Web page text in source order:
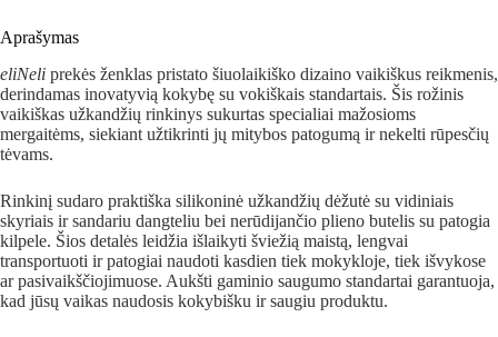
Aprašymas
eliNeli prekės ženklas pristato šiuolaikiško dizaino vaikiškus reikmenis,
derindamas inovatyvią kokybę su vokiškais standartais. Šis rožinis
vaikiškas užkandžių rinkinys sukurtas specialiai mažosioms
mergaitėms, siekiant užtikrinti jų mitybos patogumą ir nekelti rūpesčių
tėvams.
Rinkinį sudaro praktiška silikoninė užkandžių dėžutė su vidiniais
skyriais ir sandariu dangteliu bei nerūdijančio plieno butelis su patogia
kilpele. Šios detalės leidžia išlaikyti šviežią maistą, lengvai
transportuoti ir patogiai naudoti kasdien tiek mokykloje, tiek išvykose
ar pasivaikščiojimuose. Aukšti gaminio saugumo standartai garantuoja,
kad jūsų vaikas naudosis kokybišku ir saugiu produktu.